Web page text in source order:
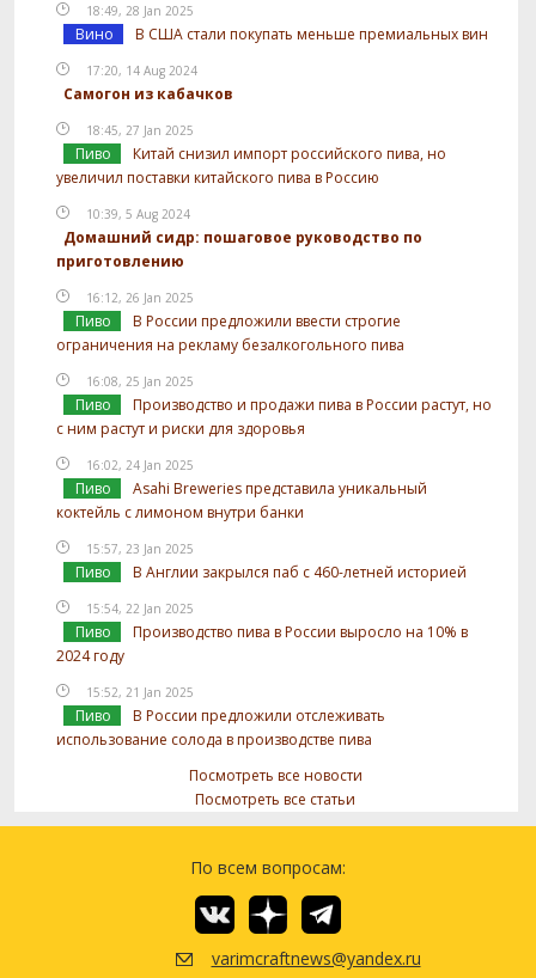
18:49, 28 Jan 2025
Вино В США стали покупать меньше премиальных вин
17:20, 14 Aug 2024
Самогон из кабачков
18:45, 27 Jan 2025
Пиво
Китай снизил импорт российского пива, но
увеличил поставки китайского пива в Россию
10:39, 5 Aug 2024
Домашний сидр: пошаговое руководство по
приготовлению
16:12, 26 Jan 2025
Пиво
В России предложили ввести строгие
ограничения на рекламу безалкогольного пива
16:08, 25 Jan 2025
Пиво
Производство и продажи пива в России растут, но
с ним растут и риски для здоровья
16:02, 24 Jan 2025
Пиво
Asahi Breweries представила уникальный
коктейль с лимоном внутри банки
15:57, 23 Jan 2025
Пиво В Англии закрылся паб с 460-летней историей
15:54, 22 Jan 2025
Пиво
Производство пива в России выросло на 10% в
2024 году
15:52, 21 Jan 2025
Пиво
В России предложили отслеживать
использование солода в производстве пива
Посмотреть все новости
Посмотреть все статьи
По всем вопросам:
varimcraftnews@yandex.ru